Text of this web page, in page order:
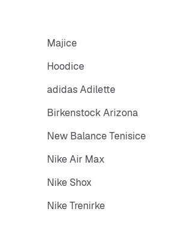
Majice
Hoodice
adidas Adilette
Birkenstock Arizona
New Balance Tenisice
Nike Air Max
Nike Shox
Nike Trenirke